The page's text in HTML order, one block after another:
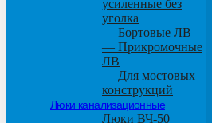
усиленные без
уголка
— Бортовые ЛВ
— Прикромочные
ЛВ
— Для мостовых
конструкций
Люки канализационные
Люки ВЧ-50